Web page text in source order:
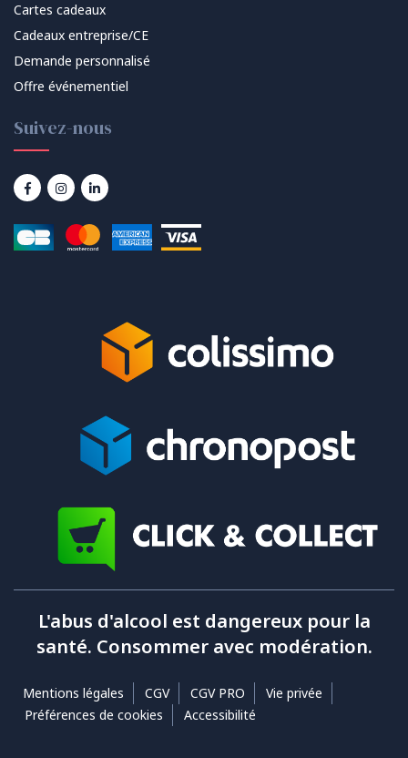
Cartes cadeaux
Cadeaux entreprise/CE
Demande personnalisé
Offre événementiel
Suivez-nous
L'abus d'alcool est dangereux pour la
santé. Consommer avec modération.
Mentions légales CGV CGV PRO
Vie privée
Préférences de cookies
Accessibilité